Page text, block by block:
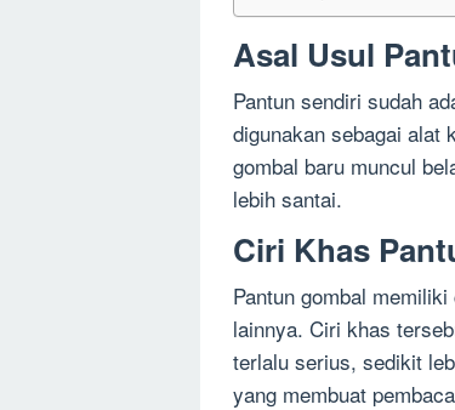
Asal Usul
Pantun sendiri sudah
digunakan sebagai alat
gombal baru muncul
lebih santai.
Ciri Khas
Pantun gombal
lainnya. Ciri khas
terlalu serius, sedikit
yang membuat